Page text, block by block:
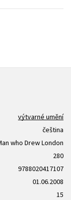
výtvarné umění
čeština
who Drew London
280
9788020417107
01.06.2008
15